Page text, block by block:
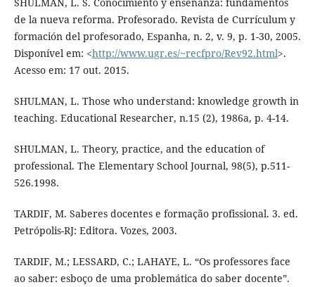
de la nueva reforma. Profesorado. Revista de Currículum y
formación del profesorado, Espanha, n. 2, v. 9, p. 1-30, 2005.
Disponível em: <http://www.ugr.es/~recfpro/Rev92.html>.
Acesso em: 17 out. 2015.
SHULMAN, L. Those who understand: knowledge growth in
teaching. Educational Researcher, n.15 (2), 1986a, p. 4-14.
SHULMAN, L. Theory, practice, and the education of
professional. The Elementary School Journal, 98(5), p.511-
526.1998.
TARDIF, M. Saberes docentes e formação profissional. 3. ed.
Petrópolis-RJ: Editora. Vozes, 2003.
TARDIF, M.; LESSARD, C.; LAHAYE, L. “Os professores face
ao saber: esboço de uma problemática do saber docente”.